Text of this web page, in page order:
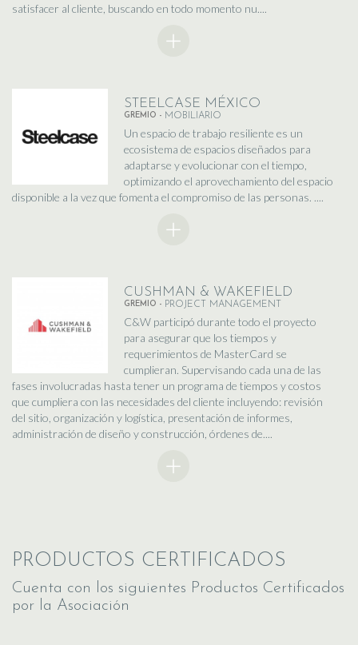
satisfacer al cliente, buscando en todo momento nu....
STEELCASE MÉXICO
GREMIO - MOBILIARIO
Un espacio de trabajo resiliente es un
ecosistema de espacios diseñados para
adaptarse y evolucionar con el tiempo,
optimizando el aprovechamiento del espacio
disponible a la vez que fomenta el compromiso de las personas. ....
CUSHMAN & WAKEFIELD
GREMIO - PROJECT MANAGEMENT
C&W participó durante todo el proyecto
para asegurar que los tiempos y
requerimientos de MasterCard se
cumplieran. Supervisando cada una de las
fases involucradas hasta tener un programa de tiempos y costos
que cumpliera con las necesidades del cliente incluyendo: revisión
del sitio, organización y logística, presentación de informes,
administración de diseño y construcción, órdenes de....
PRODUCTOS CERTIFICADOS
Cuenta con los siguientes Productos Certificados
por la Asociación